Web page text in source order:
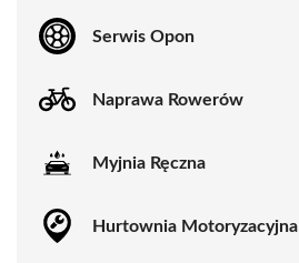
Serwis Opon
Naprawa Rowerów
Myjnia Ręczna
Hurtownia Motoryzacyjna